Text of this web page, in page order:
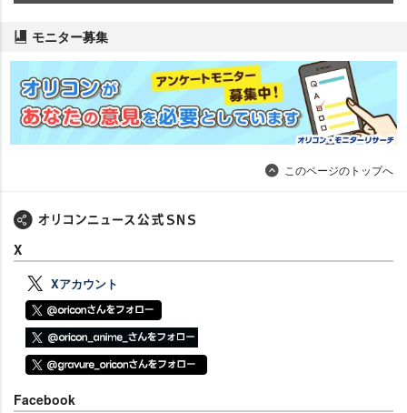
モニター募集
このページのトップへ
X
Xアカウント
Facebook